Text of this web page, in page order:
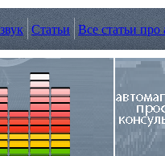
Статьи Все статьи про